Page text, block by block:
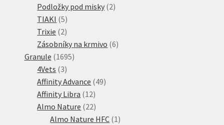
produkt
Podložky pod misky 22
TIAKI 55
produktů
Trixie 22
produkty
Zásobníky na krmivo 66
Granule 16951695
4Vets 33
produkty
Affinity Advance 4949
Affinity Libra 1212
produktů
Almo Nature 2222
produktů
Almo Nature HFC 1 1